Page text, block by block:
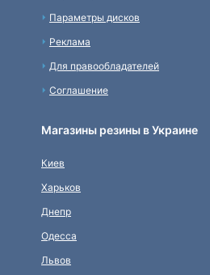
Параметры дисков
Реклама
Для правообладателей
Соглашение
Магазины резины в Украине
Киев
Харьков
Днепр
Одесса
Львов